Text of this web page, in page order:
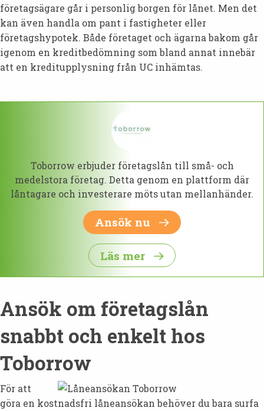
företagsägare går i personlig borgen för lånet. Men det
kan även handla om pant i fastigheter eller
företagshypotek. Både företaget och ägarna bakom går
igenom en kreditbedömning som bland annat innebär
att en kreditupplysning från UC inhämtas.
Toborrow erbjuder företagslån till små- och
medelstora företag. Detta genom en plattform där
låntagare och investerare möts utan mellanhänder.
Ansök nu
Läs mer
Ansök om företagslån
snabbt och enkelt hos
Toborrow
För att
göra en kostnadsfri låneansökan behöver du bara surfa